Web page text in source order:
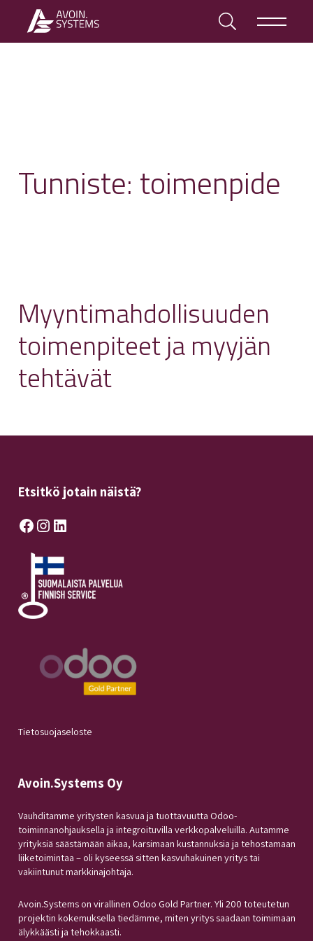
Tunniste: toimenpide
Myyntimahdollisuuden
toimenpiteet ja myyjän
tehtävät
Etsitkö jotain näistä?
Facebook Instagram LinkedIn
Tietosuojaseloste
Avoin.Systems Oy
Vauhditamme yritysten kasvua ja tuottavuutta Odoo-
toiminnanohjauksella ja integroituvilla verkkopalveluilla. Autamme
yrityksiä säästämään aikaa, karsimaan kustannuksia ja tehostamaan
liiketoimintaa – oli kyseessä sitten kasvuhakuinen yritys tai
vakiintunut markkinajohtaja.
Avoin.Systems on virallinen Odoo Gold Partner. Yli 200 toteutetun
projektin kokemuksella tiedämme, miten yritys saadaan toimimaan
älykkäästi ja tehokkaasti.